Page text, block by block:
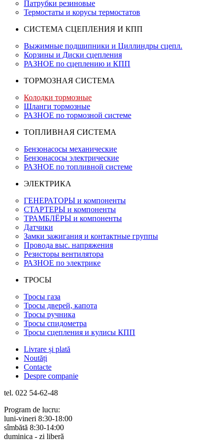
Патрубки резиновые
Термостаты и корусы термостатов
СИСТЕМА СЦЕПЛЕНИЯ И КПП
Выжимные подшипники и Циллиндры сцепл.
Корзины и Диски сцепления
РАЗНОЕ по сцеплению и КПП
ТОРМОЗНАЯ СИСТЕМА
Колодки тормозные
Шланги тормозные
РАЗНОЕ по тормозной системе
ТОПЛИВНАЯ СИСТЕМА
Бензонасосы механические
Бензонасосы электрические
РАЗНОЕ по топливной системе
ЭЛЕКТРИКА
ГЕНЕРАТОРЫ и компоненты
СТАРТЕРЫ и компоненты
ТРАМБЛЁРЫ и компоненты
Датчики
Замки зажигания и контактные группы
Провода выс. напряжения
Резисторы вентилятора
РАЗНОЕ по электрике
ТРОСЫ
Тросы газа
Тросы дверей, капота
Тросы ручника
Тросы спидометра
Тросы сцепления и кулисы КПП
Livrare și plată
Noutăți
Contacte
Despre companie
tel. 022 54-62-48
Program de lucru:
luni-vineri 8:30-18:00
sîmbătă 8:30-14:00
duminica - zi liberă